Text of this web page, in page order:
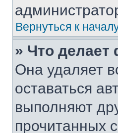
Вернуться к
» Что делает
Она удаляет
оставаться
выполняют
прочитанных